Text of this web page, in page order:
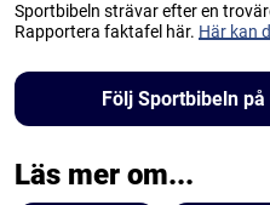
Sportbibeln strävar efter en
Rapportera faktafel här. Här kan
Följ Sportbibeln
Läs mer om...